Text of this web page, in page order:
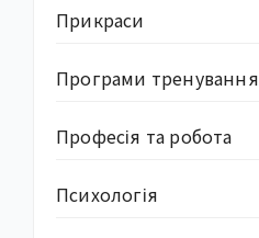
Прикраси
Програми тренування
Професія та робота
Психологія